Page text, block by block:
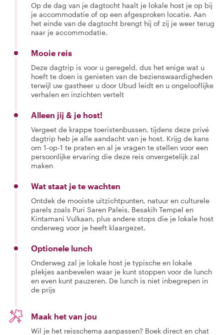
Op de dag van je dagtocht haalt je lokale host je op bij
je accommodatie of op een afgesproken locatie. Aan
het einde van de dagtocht brengt hij of zij je weer terug
naar je accommodatie.
Mooie reis
Deze dagtrip is voor u geregeld, dus het enige wat u
hoeft te doen is genieten van de bezienswaardigheden
terwijl uw gastheer u door Ubud leidt en u ongelooflijke
verhalen en inzichten vertelt
Alleen jij & je host!
Vergeet de krappe toeristenbussen, tijdens deze privé
dagtrip heb je alle aandacht van je host. Krijg de kans
om 1-op-1 te praten en al je vragen te stellen voor een
persoonlijke ervaring die deze reis onvergetelijk zal
maken
Wat staat je te wachten
Ontdek de mooiste uitzichtpunten, natuur en culturele
parels zoals Puri Saren Paleis, Besakih Tempel en
Kintamani Vulkaan, plus andere stops die je lokale host
onderweg voor je heeft klaargezet.
Optionele lunch
Onderweg zal je lokale host je typische en lokale
plekjes aanbevelen waar je kunt stoppen voor de lunch
en even kunt pauzeren. De lunch is niet inbegrepen in
de prijs
Maak het van jou
Wil je het reisschema aanpassen? Boek direct en chat